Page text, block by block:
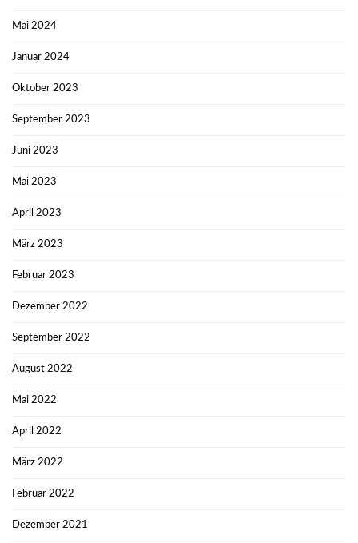
Mai 2024
Januar 2024
Oktober 2023
September 2023
Juni 2023
Mai 2023
April 2023
März 2023
Februar 2023
Dezember 2022
September 2022
August 2022
Mai 2022
April 2022
März 2022
Februar 2022
Dezember 2021